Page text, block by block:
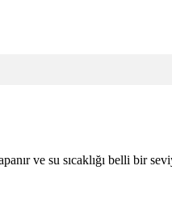
ve su sıcaklığı belli bir